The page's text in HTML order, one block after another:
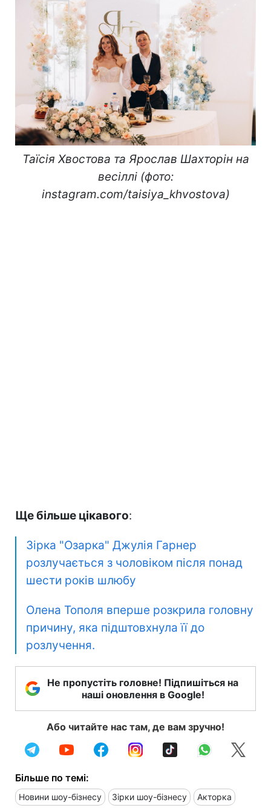
Таїсія Хвостова та Ярослав Шахторін на
весіллі (фото:
instagram.com/taisiya_khvostova)
Ще більше цікавого:
Зірка "Озарка" Джулія Гарнер
розлучається з чоловіком після понад
шести років шлюбу
Олена Тополя вперше розкрила головну
причину, яка підштовхнула її до
розлучення.
Не пропустіть головне! Підпишіться на
наші оновлення в Google!
Або читайте нас там, де вам зручно!
Більше по темі:
Новини шоу-бізнесу Зірки шоу-бізнесу Акторка